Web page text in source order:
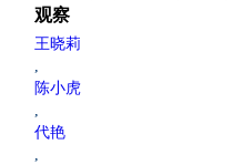
观察
王晓莉
,
陈小虎
,
代艳
,